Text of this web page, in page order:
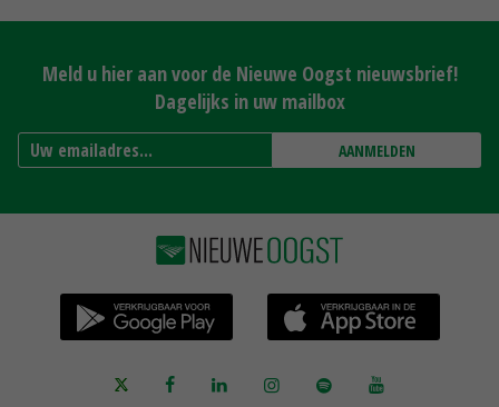
Meld u hier aan voor de Nieuwe Oogst nieuwsbrief!
Dagelijks in uw mailbox
AANMELDEN